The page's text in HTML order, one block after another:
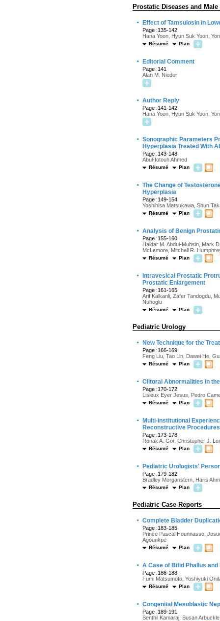
Prostatic Diseases and
· Effect of Tamsulosin in
Page :135-142
Hana Yoon, Hyun Suk Yoon,
Résumé Plan
· Editorial Comment
Page :141
Alan M. Nieder
· Author Reply
Page :141-142
Hana Yoon, Hyun Suk Yoon,
· Sonographic Parameters
Hyperplasia Treated With
Page :143-148
Abul-fotouh Ahmed
Résumé Plan
· The Change of
Hyperplasia
Page :149-154
Yoshihisa Matsukawa, Shun
Résumé Plan
· Analysis of Benign
Page :155-160
Haidar M. Abdul-Muhsin, Mark
McLemore, Mitchell R.
Résumé Plan
·
Intravesical Prostatic
Prostatic Enlargement
Page :161-165
Arif Kalkanli, Zafer Tandogdu,
Nuhoglu
Résumé Plan
Pediatric Urology
· New Technique for the
Page :166-169
Feng Liu, Tao Lin, Dawei He,
Résumé Plan
· Clitoral Abnormalities in
Page :170-172
Lisieux Eyer Jesus, Pedro
Résumé Plan
·
Multi-institutional
Reconstructive
Page :173-178
Ronak A. Gor, Christopher J.
Résumé Plan
· Pediatric Urologists'
Page :179-182
Bradley Morganstern, Haris
Résumé Plan
Pediatric Case Reports
· Complete Bladder
Page :183-185
Prince Pascal Hounnasso,
Agounkpe
Résumé Plan
· A Case of Bifid Phallus
Page :186-188
Fumi Matsumoto, Yoshiyuki
Résumé Plan
· Congenital Mesoblastic
Page :189-191
Senthil Kamaraj, Susan